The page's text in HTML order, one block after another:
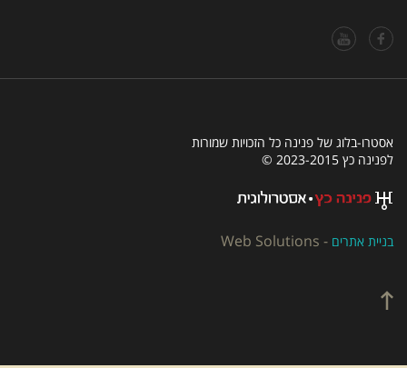
אסטרו-בלוג של פנינה כל הזכויות שמורות
לפנינה כץ 2023-2015 ©
בניית אתרים -
Web Solutions